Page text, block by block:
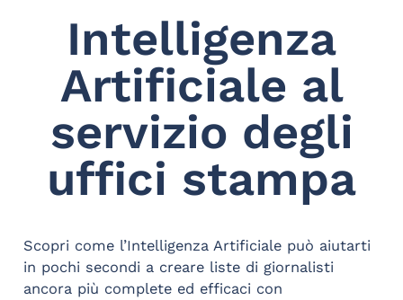
Intelligenza
Artificiale al
servizio degli
uffici stampa
Scopri come l’Intelligenza Artificiale può aiutarti
in pochi secondi a creare liste di giornalisti
ancora più complete ed efficaci con